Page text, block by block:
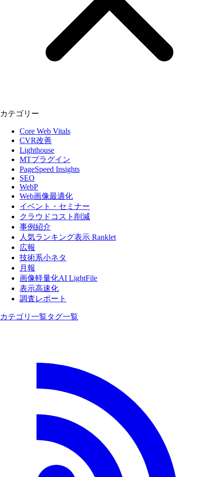
カテゴリー
Core Web Vitals
CVR改善
Lighthouse
MTプラグイン
PageSpeed Insights
SEO
WebP
Web画像最適化
イベント・セミナー
クラウドコスト削減
事例紹介
人気ランキング表示 Ranklet
広報
技術系小ネタ
月報
画像軽量化AI LightFile
表示高速化
調査レポート
カテゴリ一覧タグ一覧